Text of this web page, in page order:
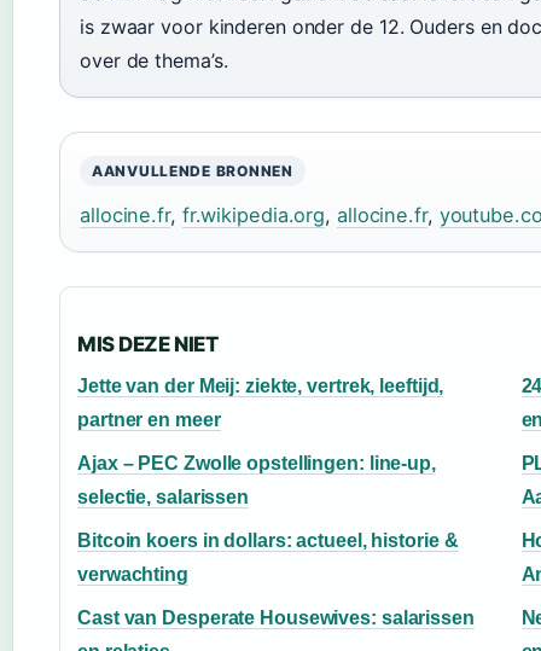
is zwaar voor kinderen onder de 12. Ouders en
over de thema’s.
AANVULLENDE BRONNEN
allocine.fr, fr.wikipedia.org, allocine.fr,
MIS DEZE NIET
Jette van der Meij: ziekte, vertrek, leeftijd,
partner en meer
Ajax – PEC Zwolle opstellingen: line-up,
selectie, salarissen
Bitcoin koers in dollars: actueel, historie &
verwachting
Cast van Desperate Housewives: salarissen